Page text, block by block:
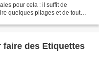
pour cela : il suffit de
quelques pliages et de tout
faire des Etiquettes